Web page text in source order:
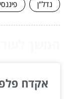
נדל"ן
אקדח